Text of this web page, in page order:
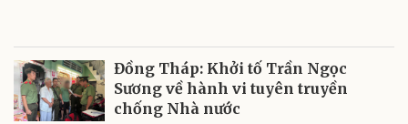
Đồng Tháp: Khởi tố Trần Ngọc
Sương về hành vi tuyên truyền
chống Nhà nước